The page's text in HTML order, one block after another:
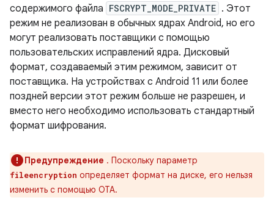
содержимого файла FSCRYPT_MODE_PRIVATE . Этот
режим не реализован в обычных ядрах Android, но его
могут реализовать поставщики с помощью
пользовательских исправлений ядра. Дисковый
формат, создаваемый этим режимом, зависит от
поставщика. На устройствах с Android 11 или более
поздней версии этот режим больше не разрешен, и
вместо него необходимо использовать стандартный
формат шифрования.
Предупреждение . Поскольку параметр
fileencryption определяет формат на диске, его нельзя
изменить с помощью OTA.